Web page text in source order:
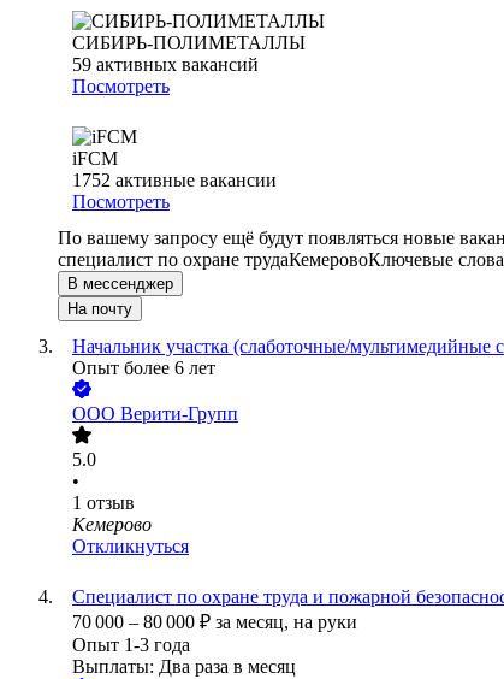
СИБИРЬ-ПОЛИМЕТАЛЛЫ
59 активных вакансий
Посмотреть
iFCM
1752 активные вакансии
Посмотреть
По вашему запросу ещё будут появляться новые
специалист по охране трудаКемеровоКлючевые
В мессенджер
На почту
Начальник участка (слаботочные/мультимедийные
Опыт более 6 лет
ООО Верити-Групп
5.0
•
1 отзыв
Кемерово
Откликнуться
Специалист по охране труда и пожарной
70 000 – 80 000 ₽ за месяц, на руки
Опыт 1-3 года
Выплаты: Два раза в месяц